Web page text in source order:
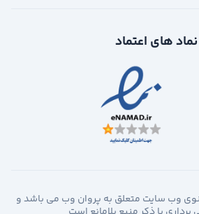
نماد های اعتماد
وب سایت متعلق به پروان وب می باشد و